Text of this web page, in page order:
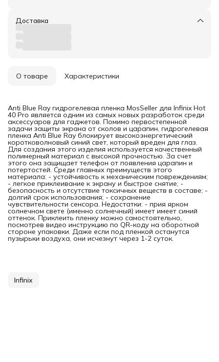
Доставка
О товаре Характеристики
Anti Blue Ray гидрогелевая пленка MosSeller для Infinix Hot
40 Pro является одним из самых новых разработок среди
аксессуаров для гаджетов. Помимо первостепенной
задачи защиты экрана от сколов и царапин, гидрогелевая
пленка Anti Blue Ray блокирует высокоэнергетический
коротковолновый синий свет, который вреден для глаз.
Для создания этого изделия используется качественный
полимерный материал с высокой прочностью. За счет
этого она защищает телефон от появления царапин и
потертостей. Среди главных преимуществ этого
материала: - устойчивость к механическим повреждениям;
- легкое приклеивание к экрану и быстрое снятие; -
безопасность и отсутствие токсичных веществ в составе; -
долгий срок использования; - сохранение
чувствительности сенсора. Недостатки: - прия ярком
солнечном свете (именно солнечный) имеет имеет синий
оттенок. Приклеить пленку можно самостоятельно,
посмотрев видео инструкцию по QR-коду на оборотной
стороне упаковки. Даже если под пленкой останутся
пузырьки воздуха, они исчезнут через 1-2 суток.
Infinix